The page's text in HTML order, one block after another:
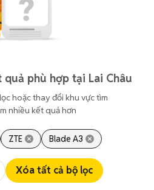
phù hợp tại Lai Châu
hoặc thay đổi khu vực tìm
nhiều kết quả hơn
ZTE Blade A3
Xóa tất cả bộ lọc